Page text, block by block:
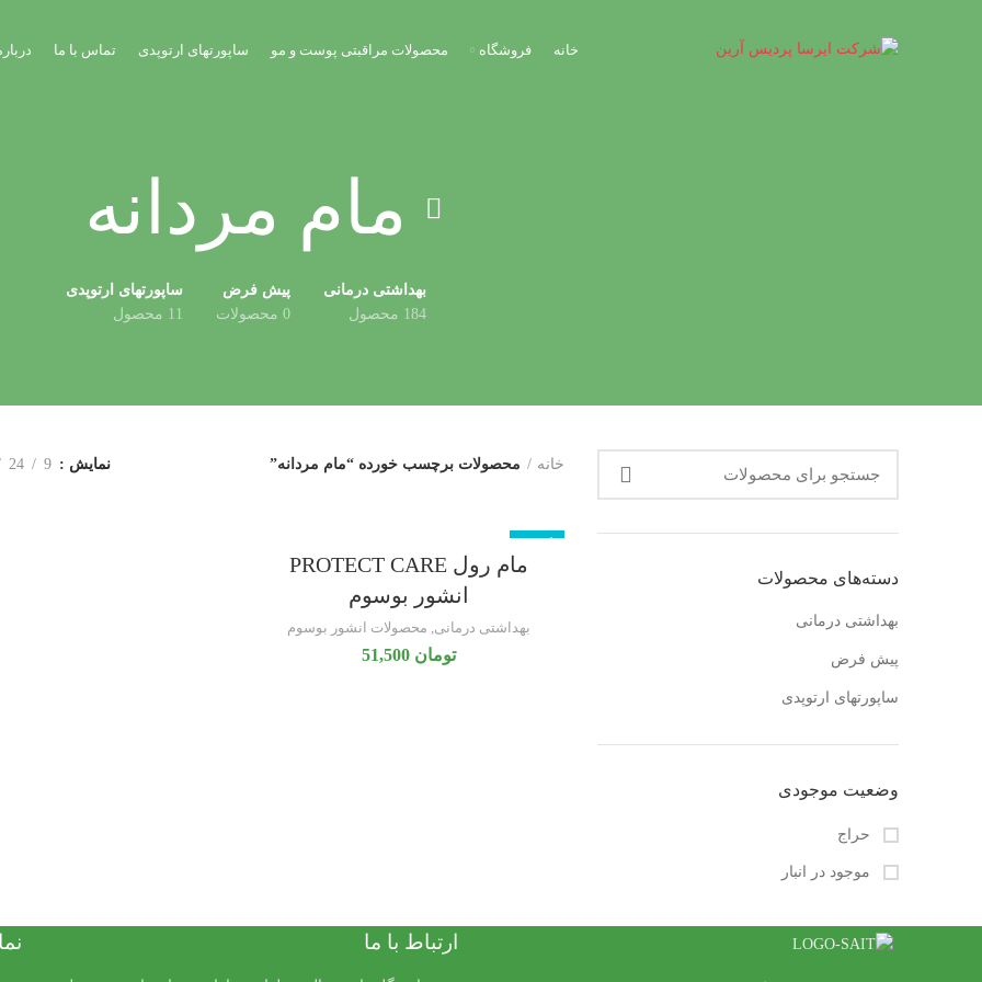
خانه فروشگاه محصولات مراقبتی پوست و مو ساپورتهای ارتوپدی تماس با ما
مام مردانه
بهداشتی درمانی
184 محصول
پیش فرض
0 محصولات
ساپورتهای ارتوپدی
11 محصول
دسته‌های محصولات
بهداشتی درمانی
پیش فرض
ساپورتهای ارتوپدی
وضعیت موجودی
حراج
موجود در انبار
خانه محصولات برچسب خورده “مام مردانه” نمایش 9
24
مام رول PROTECT CARE
انشور بوسوم
بهداشتی درمانی, محصولات انشور بوسوم
تومان
ارتباط با ما